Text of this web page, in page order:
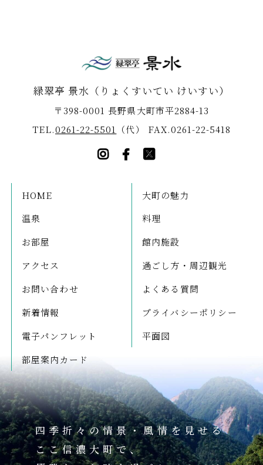
緑翠亭 景水 （りょくすいてい けいすい）
〒398-0001 長野県大町市平2884-13
TEL.0261-22-5501 （代） FAX.0261-22-5418
HOME
大町の魅力
温泉
料理
お部屋
館内施設
アクセス
過ごし方・周辺観光
お問い合わせ
よくある質問
新着情報
プライバシーポリシー
電子パンフレット
平面図
部屋案内カード
四季折々の情景・風情を見せる
ここ信濃大町で、